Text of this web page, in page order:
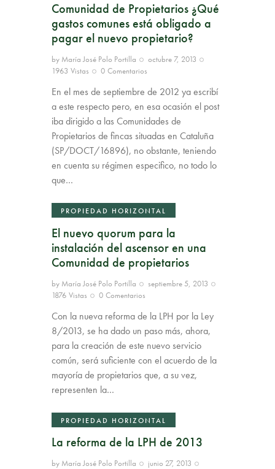
Comunidad de Propietarios ¿Qué
gastos comunes está obligado a
pagar el nuevo propietario?
by María José Polo Portilla
octubre 7, 2013
1963 Vistas 0 Comentarios
En el mes de septiembre de 2012 ya escribí
a este respecto pero, en esa ocasión el post
iba dirigido a las Comunidades de
Propietarios de fincas situadas en Cataluña
(SP/DOCT/16896), no obstante, teniendo
en cuenta su régimen especifico, no todo lo
que…
PROPIEDAD HORIZONTAL
El nuevo quorum para la
instalación del ascensor en una
Comunidad de propietarios
by María José Polo Portilla
septiembre 5, 2013
1876 Vistas 0 Comentarios
Con la nueva reforma de la LPH por la Ley
8/2013, se ha dado un paso más, ahora,
para la creación de este nuevo servicio
común, será suficiente con el acuerdo de la
mayoría de propietarios que, a su vez,
representen la…
PROPIEDAD HORIZONTAL
La reforma de la LPH de 2013
by María José Polo Portilla
junio 27, 2013